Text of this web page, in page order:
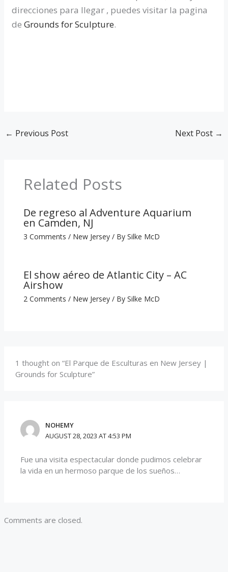
direcciones para llegar , puedes visitar la pagina
deGrounds for Sculpture.
← Previous Post Next Post →
Related Posts
De regreso al Adventure Aquarium
en Camden, NJ
3 Comments / New Jersey/ By Silke McD
El show aéreo de Atlantic City – AC
Airshow
2 Comments / New Jersey/ By Silke McD
1 thought on “El Parque de Esculturas en New Jersey |
Grounds for Sculpture”
NOHEMY
AUGUST 28, 2023 AT 4:53 PM
Fue una visita espectacular donde pudimos celebrar
la vida en un hermoso parque de los sueños…
Comments are closed.